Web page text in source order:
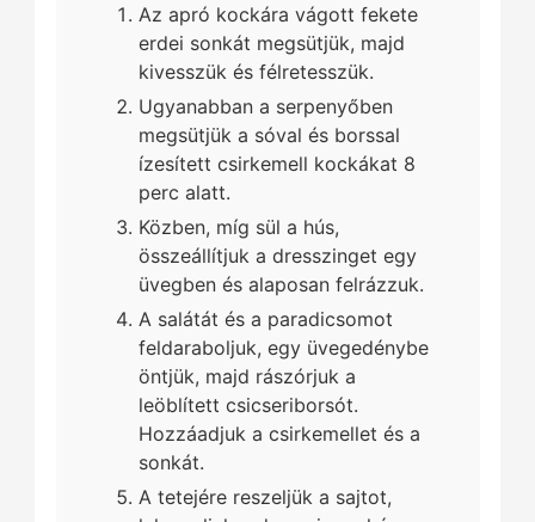
Az apró kockára vágott fekete
erdei sonkát megsütjük, majd
kivesszük és félretesszük.
Ugyanabban a serpenyőben
megsütjük a sóval és borssal
ízesített csirkemell kockákat 8
perc alatt.
Közben, míg sül a hús,
összeállítjuk a dresszinget egy
üvegben és alaposan felrázzuk.
A salátát és a paradicsomot
feldaraboljuk, egy üvegedénybe
öntjük, majd rászórjuk a
leöblített csicseriborsót.
Hozzáadjuk a csirkemellet és a
sonkát.
A tetejére reszeljük a sajtot,